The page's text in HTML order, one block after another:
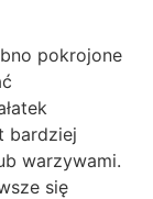
pokrojone
bardziej
warzywami.
się